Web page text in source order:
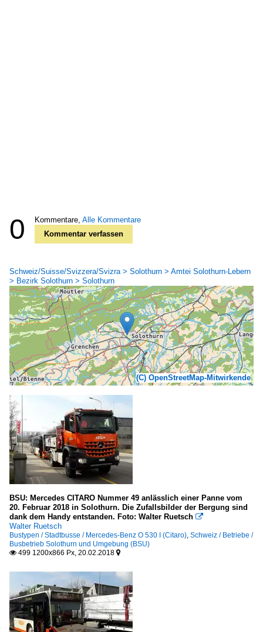
0 Kommentare, Alle Kommentare
Kommentar verfassen
Schweiz/Suisse/Svizzera/Svizra > Solothurn > Amtei Solothurn-Lebern
> Bezirk Solothurn > Solothurn
(C) OpenStreetMap-Mitwirkende
BSU: Mercedes CITARO Nummer 49 anlässlich einer Panne vom
20. Februar 2018 in Solothurn. Die Zufallsbilder der Bergung sind
dank dem Handy entstanden. Foto: Walter Ruetsch 
Walter Ruetsch
Bustypen / Stadtbusse / Mercedes-Benz O 530 I (Citaro), Schweiz / Betriebe /
Busbetrieb Solothurn und Umgebung (BSU)
 499 1200x866 Px, 20.02.2018 